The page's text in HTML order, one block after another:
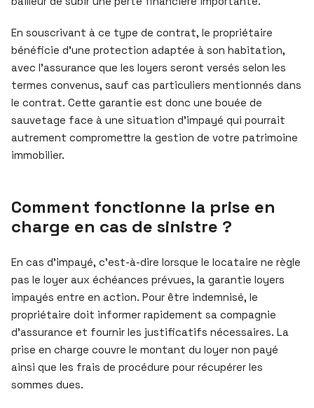
En souscrivant à ce type de contrat, le propriétaire
bénéficie d’une protection adaptée à son habitation,
avec l’assurance que les loyers seront versés selon les
termes convenus, sauf cas particuliers mentionnés dans
le contrat. Cette garantie est donc une bouée de
sauvetage face à une situation d’impayé qui pourrait
autrement compromettre la gestion de votre patrimoine
immobilier.
Comment fonctionne la prise en
charge en cas de sinistre ?
En cas d’impayé, c’est-à-dire lorsque le locataire ne règle
pas le loyer aux échéances prévues, la garantie loyers
impayés entre en action. Pour être indemnisé, le
propriétaire doit informer rapidement sa compagnie
d’assurance et fournir les justificatifs nécessaires. La
prise en charge couvre le montant du loyer non payé
ainsi que les frais de procédure pour récupérer les
sommes dues.